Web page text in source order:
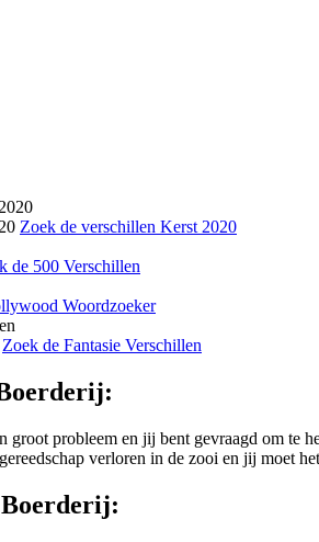
Zoek de verschillen Kerst 2020
de 500 Verschillen
Woordzoeker
Zoek de Fantasie Verschillen
groot probleem en jij bent gevraagd om te
verloren in de zooi en jij moet